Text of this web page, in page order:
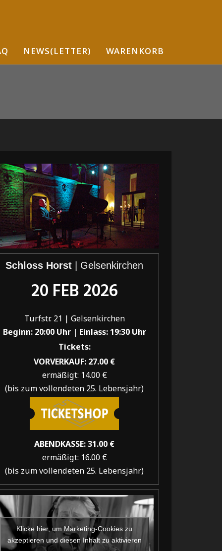
NEWS(LETTER) WARENKORB
Schloss Horst | Gelsenkirchen
20 FEB 2026
Turfstr. 21 | Gelsenkirchen
Beginn: 20:00 Uhr | Einlass: 19:30 Uhr
Tickets:
VORVERKAUF: 27.00 €
ermäßigt: 14.00 €
(bis zum vollendeten 25. Lebensjahr)
ABENDKASSE: 31.00 €
ermäßigt: 16.00 €
(bis zum vollendeten 25. Lebensjahr)
Klicke hier, um Marketing-Cookies zu
akzeptieren und diesen Inhalt zu aktivieren